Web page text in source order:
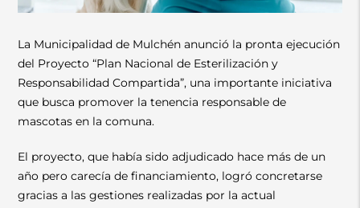
La Municipalidad de Mulchén anunció la pronta ejecución
del Proyecto “Plan Nacional de Esterilización y
Responsabilidad Compartida”, una importante iniciativa
que busca promover la tenencia responsable de
mascotas en la comuna.
El proyecto, que había sido adjudicado hace más de un
año pero carecía de financiamiento, logró concretarse
gracias a las gestiones realizadas por la actual